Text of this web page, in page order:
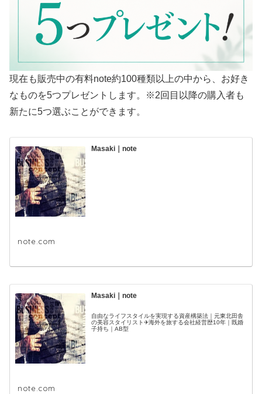
現在も販売中の有料note約100種類以上の中から、お好き
なものを5つプレゼントします。※2回目以降の購入者も
新たに5つ選ぶことができます。
Masaki｜note
note.com
Masaki｜note
自由なライフスタイルを実現する資産構築法｜元東北田舎
の美容スタイリスト✈海外を旅する会社経営歴10年｜既婚
子持ち｜AB型
note.com